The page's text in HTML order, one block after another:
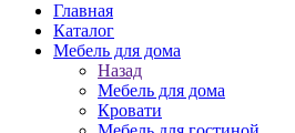
Главная
Каталог
Мебель для дома
Назад
Мебель для дома
Кровати